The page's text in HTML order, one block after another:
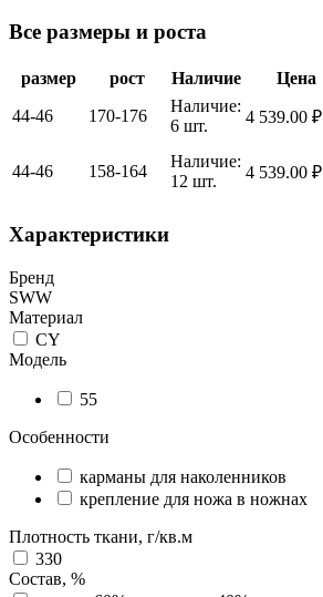
Все размеры и роста
размер рост Наличие
Цена
44-46
170-176
Наличие:
6 шт.
4 539.00 ₽
44-46 158-164
Наличие:
12 шт.
4 539.00 ₽
Характеристики
Бренд
SWW
Материал
CY
Модель
55
Особенности
карманы для наколенников
крепление для ножа в ножнах
Плотность ткани, г/кв.м
330
Состав, %